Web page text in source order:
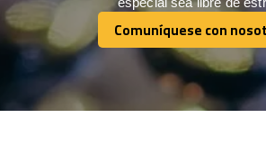
Comuníquese con
Comuníquese con